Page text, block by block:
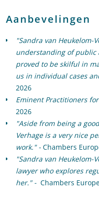
Aanbevelingen
"Sandra van Heukelom-
understanding of public
proved to be skilful in
us in individual cases
2026
Eminent Practitioners
2026
"Aside from being a
Verhage is a very nice
work." - Chambers
"Sandra van Heukelom-
lawyer who explores
her." - Chambers